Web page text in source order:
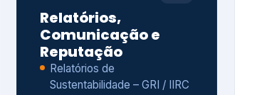
Relatório IFRS S1 e S2
Apoio na verificação externa
Comunicação ESG
Infográficos e materiais
visuais ESG